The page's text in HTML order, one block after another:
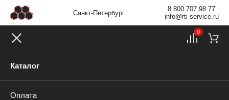
Санкт-Петербург
8 800 707 98 77
info@rti-service.ru
Каталог
Оплата
0